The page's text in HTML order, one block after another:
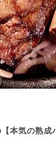
本気の熟成